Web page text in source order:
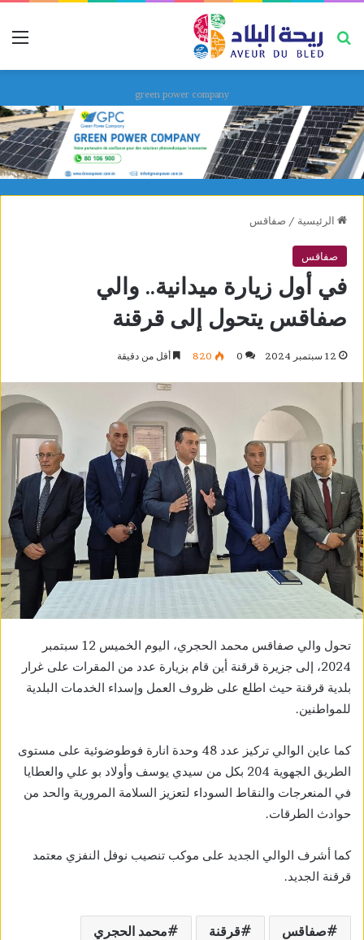
بحث عن
green power company
الرئيسية / صفاقس
صفاقس
في أول زيارة ميدانية.. والي
صفاقس يتحول إلى قرقنة
12 سبتمبر 2024 0
820 أقل من دقيقة
تحول والي صفاقس محمد الحجري، اليوم الخميس 12 سبتمبر
2024، إلى جزيرة قرقنة أين قام بزيارة عدد من المقرات على غرار
بلدية قرقنة حيث اطلع على ظروف العمل وإسداء الخدمات البلدية
للمواطنين.
كما عاين الوالي تركيز عدد 48 وحدة انارة فوطوضوئية على مستوى
الطريق الجهوية 204 بكل من سيدي يوسف وأولاد بو علي والعطايا
في المنعرجات والنقاط السوداء لتعزيز السلامة المرورية والحد من
حوادث الطرقات.
كما أشرف الوالي الجديد على موكب تنصيب نوفل النفزي معتمد
قرقنة الجديد.
صفاقس قرقنة محمد الحجري